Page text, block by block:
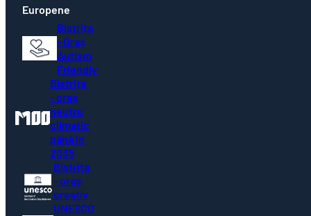
Europene
Bistrița
- Oraș
Autism
Friendly
Bistrița
- oraș
neutru
climatic
până în
2035
Bistrița
- oraș
creativ
UNESCO